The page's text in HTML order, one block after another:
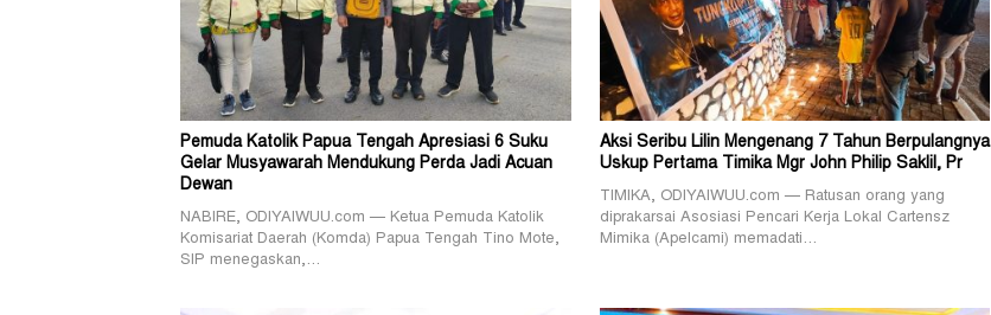
Pemuda Katolik Papua Tengah Apresiasi 6 Suku
Gelar Musyawarah Mendukung Perda Jadi Acuan
Dewan
NABIRE, ODIYAIWUU.com — Ketua Pemuda Katolik
Komisariat Daerah (Komda) Papua Tengah Tino Mote,
SIP menegaskan,…
Aksi Seribu Lilin Mengenang 7 Tahun Berpulangnya
Uskup Pertama Timika Mgr John Philip Saklil, Pr
TIMIKA, ODIYAIWUU.com — Ratusan orang yang
diprakarsai Asosiasi Pencari Kerja Lokal Cartensz
Mimika (Apelcami) memadati…